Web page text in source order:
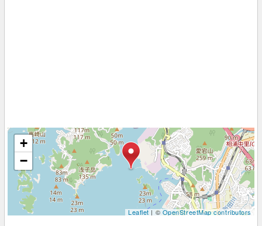
+
−
Leaflet| ©OpenStreetMap contributors